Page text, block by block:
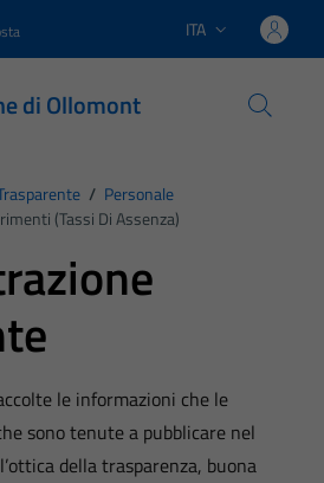
Lingua attiva:
ITA
di Ollomont
/ Personale
(Tassi Di Assenza)
le informazioni che le
sono tenute a pubblicare nel
della trasparenza, buona